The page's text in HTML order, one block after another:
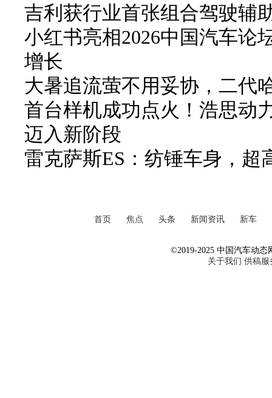
吉利获行业首张组合驾驶辅
小红书亮相2026中国汽车论
增长
大暑追流萤不用妥协，二代
首台样机成功点火！浩思动
迈入新阶段
雷克萨斯ES：纺锤车身，超
首页 焦点 头条 新闻资讯 新车
©2019-2025 中国汽车动态
关于我们 供稿服